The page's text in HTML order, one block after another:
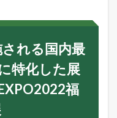
れる国内最
特化した展
福